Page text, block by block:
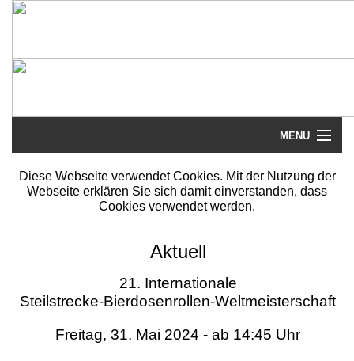
MENU
Startseite
Literatur
Termine
Diese Webseite verwendet Cookies. Mit der Nutzung der
Webseite erklären Sie sich damit einverstanden, dass
Cookies verwendet werden.
Aktuell
21. Internationale
Steilstrecke-Bierdosenrollen-Weltmeisterschaft
Freitag, 31. Mai 2024 - ab 14:45 Uhr